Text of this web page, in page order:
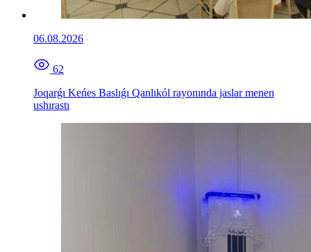
06.08.2026
62
Joqarǵı Keńes Baslıǵı Qanlıkól rayonında jaslar menen
ushırastı